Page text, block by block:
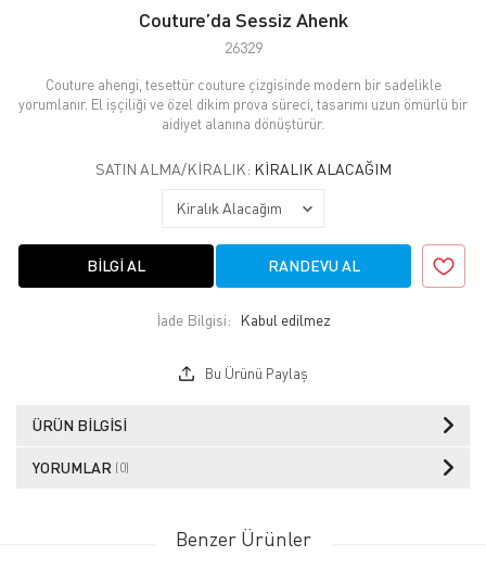
Couture’da Sessiz Ahenk
26329
Couture ahengi, tesettür couture çizgisinde modern bir sadelikle
yorumlanır. El işçiliği ve özel dikim prova süreci, tasarımı uzun ömürlü bir
aidiyet alanına dönüştürür.
SATIN ALMA/KIRALIK: KIRALIK ALACAĞIM
BILGI AL RANDEVU AL
İade Bilgisi:
Bu Ürünü Paylaş
ÜRÜN BILGISI
YORUMLAR (0)
Benzer Ürünler